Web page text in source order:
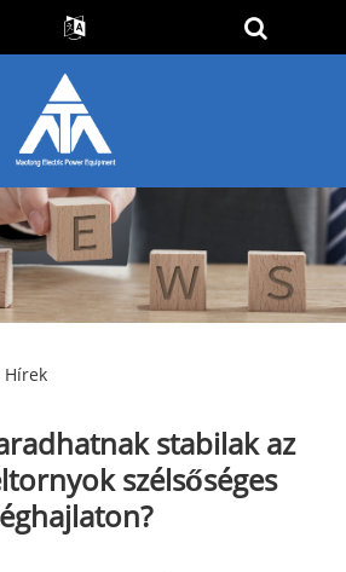
stabilak az
szélsőséges
éghajlaton?